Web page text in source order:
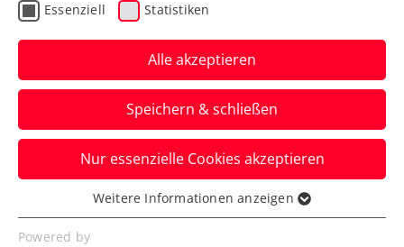
Billie Jean King Cup: ÖTV-
Damen mit Perelygina,
Österreicher und 2
Neulingen
Anna Pircher, Claudia Gasparovic
ergänzen Österreichs
Damennationalteam in der Europa/Afrika-
Essenziell Statistiken
Alle akzeptieren
Speichern & schließen
Nur essenzielle Cookies akzeptieren
Essenziell
Essenzielle Cookies werden für grundlegende
Weitere Informationen anzeigen
Powered by